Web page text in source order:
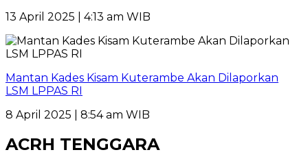
13 April 2025 | 4:13 am WIB
Mantan Kades Kisam Kuterambe Akan Dilaporkan
LSM LPPAS RI
8 April 2025 | 8:54 am WIB
ACRH TENGGARA